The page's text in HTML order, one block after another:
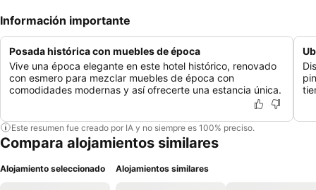
Información importante
Posada histórica con muebles de época
Vive una época elegante en este hotel histórico, renovado
con esmero para mezclar muebles de época con
comodidades modernas y así ofrecerte una estancia única.
Este resumen fue creado por IA y no siempre es 100% preciso.
Compara alojamientos similares
Alojamiento seleccionado Alojamientos similares